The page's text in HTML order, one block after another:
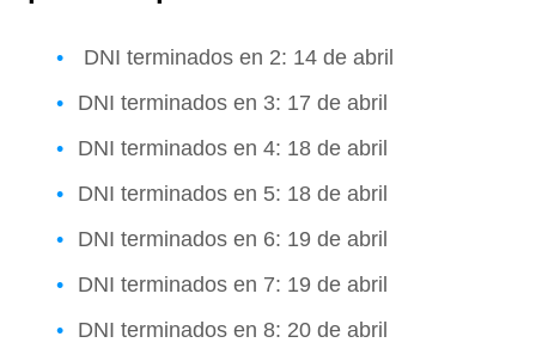
DNI terminados en 2: 14 de abril
DNI terminados en 3: 17 de abril
DNI terminados en 4: 18 de abril
DNI terminados en 5: 18 de abril
DNI terminados en 6: 19 de abril
DNI terminados en 7: 19 de abril
DNI terminados en 8: 20 de abril